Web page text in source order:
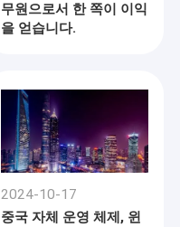
무원으로서 한 쪽이 이익
을 얻습니다.
2024-10-17
중국 자체 운영 체제, 윈